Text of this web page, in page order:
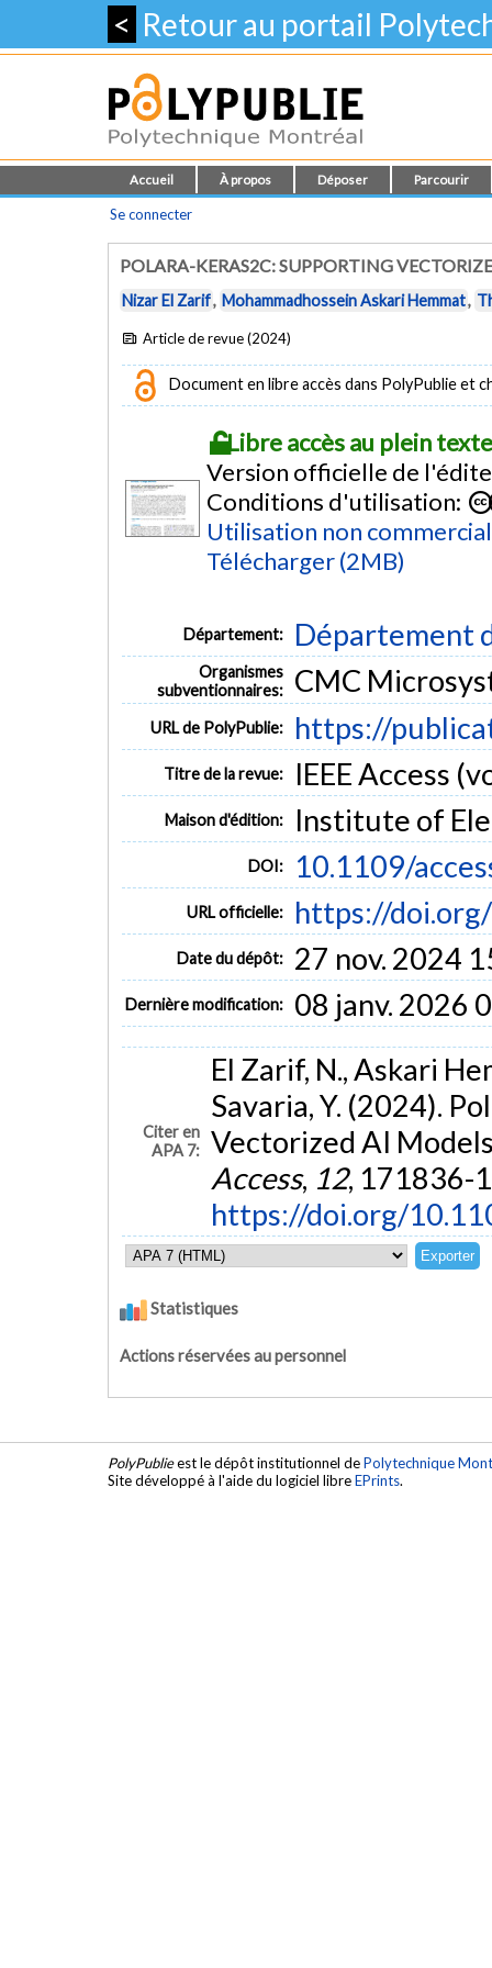
< Retour au portail
Accueil À propos Déposer Parcourir
Se connecter
POLARA-KERAS2C: SUPPORTING
Nizar El Zarif, Mohammadhossein Askari Hemmat,
Article de revue (2024)
Document en libre accès dans PolyPublie et
Libre accès au plein
Version officielle de
Conditions d'utilisation:
Utilisation non
Télécharger (2MB)
Département: Département
Organismes
subventionnaires:
CMC
URL de PolyPublie: https://
Titre de la revue: IEEE Access
Maison d'édition: Institute of
DOI: 10.1109/
URL officielle: https://
Date du dépôt: 27 nov. 2024
Dernière modification: 08 janv. 2026
Citer en
APA 7:
El Zarif, N., Askari
Savaria, Y. (2024).
Vectorized AI
Access, 12, 171836-
https://doi.org/
Statistiques
Actions réservées au personnel
PolyPublieest le dépôt institutionnel dePolytechnique
Site développé à l'aide du logiciel libreEPrints.